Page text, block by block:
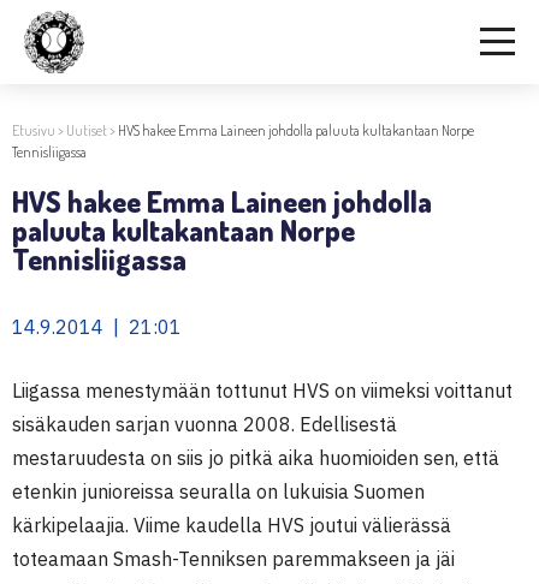
Etusivu > Uutiset> HVS hakee Emma Laineen johdolla paluuta kultakantaan Norpe
Tennisliigassa
HVS hakee Emma Laineen johdolla
paluuta kultakantaan Norpe
Tennisliigassa
14.9.2014 | 21:01
Liigassa menestymään tottunut HVS on viimeksi voittanut
sisäkauden sarjan vuonna 2008. Edellisestä
mestaruudesta on siis jo pitkä aika huomioiden sen, että
etenkin junioreissa seuralla on lukuisia Suomen
kärkipelaajia. Viime kaudella HVS joutui välierässä
toteamaan Smash-Tenniksen paremmakseen ja jäi